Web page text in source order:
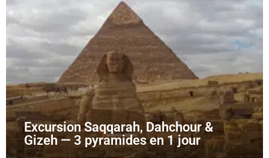
Excursion Saqqarah, Dahchour &
Gizeh — 3 pyramides en 1 jour